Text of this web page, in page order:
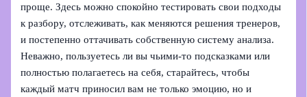
проще. Здесь можно спокойно тестировать свои подходы
к разбору, отслеживать, как меняются решения тренеров,
и постепенно оттачивать собственную систему анализа.
Неважно, пользуетесь ли вы чьими‑то подсказками или
полностью полагаетесь на себя, старайтесь, чтобы
каждый матч приносил вам не только эмоцию, но и